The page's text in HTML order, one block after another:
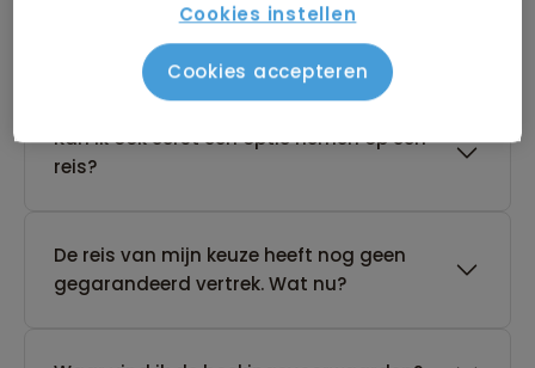
Wanneer kan ik het beste een reis
Kan ik ook eerst een optie nemen op een
reis?
De reis van mijn keuze heeft nog geen
gegarandeerd vertrek. Wat nu?
Cookies instellen
Cookies accepteren